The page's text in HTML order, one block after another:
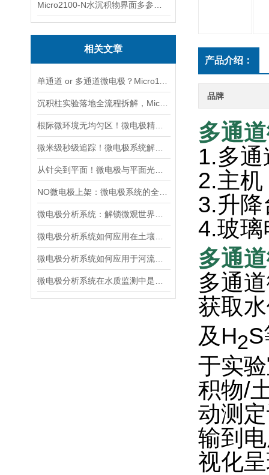
相关文章
产品介绍：
品牌
多通道
1.多
2.主机
3.升
4.玻璃
多通道
多通
获取
及H2
于实
积物/
动测
输到
视化